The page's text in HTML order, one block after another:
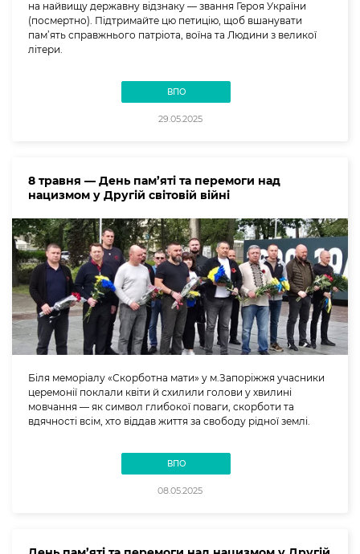
на найвищу державну відзнаку — звання Героя України
(посмертно). Підтримайте цю петицію, щоб вшанувати
пам’ять справжнього патріота, воїна та Людини з великої
літери.
ВПО
29.05.2025
8 травня — День пам’яті та перемоги над
нацизмом у Другій світовій війні
Біля меморіалу «Скорботна мати» у м.Запоріжжя учасники
церемонії поклали квіти й схилили голови у хвилині
мовчання — як символ глибокої поваги, скорботи та
вдячності всім, хто віддав життя за свободу рідної землі.
ВПО
08.05.2025